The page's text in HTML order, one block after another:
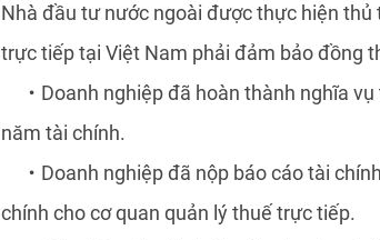
Nhà đầu tư nước ngoài được thực hiện
trực tiếp tại Việt Nam phải đảm bảo đồng
・ Doanh nghiệp đã hoàn thành nghĩa
năm tài chính.
・ Doanh nghiệp đã nộp báo cáo tài
chính cho cơ quan quản lý thuế trực tiếp.